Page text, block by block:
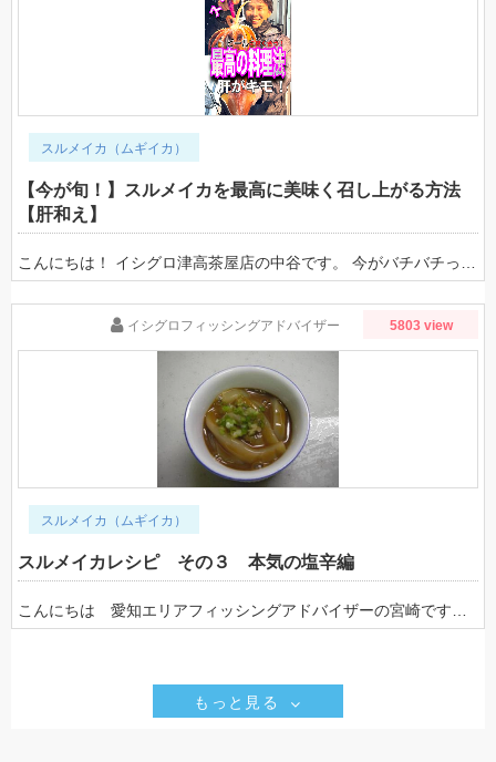
スルメイカ（ムギイカ）
【今が旬！】スルメイカを最高に美味く召し上がる方法
【肝和え】
こんにちは！ イシグロ津高茶屋店の中谷です。 今がバチバチっ！！三重県の冬の名物！！イカメタルで釣れるスルメイカ！！ 最大サイズまで膨れ上がって肝がパンパン！！厳冬期でも果敢にスッテに襲い掛かってくる好敵手！！ スルメイカといえば内臓を取り出して干して七輪でパチパチ・・・マヨネーズと七味を振りかけて召し上がれっ！！ って、それだけじゃあ、もったいない！！ スルメイカ料理のキモは内蔵にあり！！ 今回は簡単、美味しい、漢飯！！ 『スルメイカの肝和え』教えちゃいます！！ビールに最高に合いますよ～～ ってことでまずは捌いていくっ！！ デロ～～～ん！！（冷凍させておきました。釣れたスルメイカはすぐに冷凍することをオススメします） まずは胴体、エンペラの反対側を真っ二つに切りまして・・・ あっ！中の内臓が切れてしまわない様に調理ばさみで切ることをおすすめします！！ 肝をつぶさない様に慎重に取り出します。（指さしている場所が肝です！） 綺麗にトリミングして。 摘出完了！！ 肝の上に付いている黒いものは墨袋。 お好きな方は肝と一緒に和えちゃいましょう！！（今回は一緒に和えます。） 肝はこのままとりあえずおいておいて・・・ 身を食べやすい大きさにカット！！ カットした状態で先に味付け！！ 醤油を身と混ぜておきます！！ 今回の調味料は、『根昆布醤油白ラベル』 しっかり出汁がきいていて、なんにでも会う醤油（薄すぎず濃すぎない） これは正解でした！！ 身、全体に醤油が馴染むくらいに投入！！ しっかり混ぜ合わせます！！ で！！あとは、先程置いておいた肝と一緒にフライパンにドーーン！！ 着火！！ フライパンがアツくなる前に、肝をしっかりつぶします！ 上手くつぶれない場合は調理ばさみ等で切り刻んでください。 こげない様に素早く混ぜ合わせます！！ 木べら等で肝を上手くすり潰しながら和えていくといい感じに混ざります～～！！ &nbsp;&nbsp; ちょこちょこ味見をして、足らなければ追い醤油！！ 作ってる最中に一缶目のビールが・・・プシュ！！！（キッチンドランカー） この匂いがタマリマセン。 という事で！！完成！！ 見た目がパンチ効いてますが簡単に出来て超絶美味しい！！ビールのつまみ完成です～～！！ 最＆高～～～！！好みにもよりますが、ドライなビールが進みます！！（銀色の奴とか、海外の緑のやつとか！） 刺身や寿司、生食では他のイカ達に負けてしまうスルメイカですが、ちょっとした工夫で最高の料理に早変わり！！ 是非、お試しください。 釣って！！食べて！！楽しんで！！！QOLだだあがりぃ～～！！ 人生楽しみましょう！！！ごきゅごきゅ！！&nbsp;&nbsp;
イシグロフィッシングアドバイザー 5803 view
スルメイカ（ムギイカ）
スルメイカレシピ その３ 本気の塩辛編
こんにちは 愛知エリアフィッシングアドバイザーの宮崎です。 第1弾の沖干し、第2弾の沖漬けに続いて紹介するのは、沖干しの処理過程で出るスルメイカの肝を使った料理♪その3として、塩辛の造り方を紹介させていただきます。 イシグロHPの釣魚料理レシピページの中に、スルメイカの塩辛のレシピがありますが、私の塩辛レシピはそちらで紹介されている方法とはちょっと違います。あちらはお手軽な塩辛レシピなんですが、今回紹介する方法は仲良くさせていただいていた北海道料理店の大将に教えてもらった本気の塩辛のレシピです。少し手間がかかりますが、是非試してみてください。 沖干しのページの最後に、「塩がたっぷり入ったタッパを別に用意しておき、沖干しを作るときに出た肝を塩漬けにして持ち帰ると塩辛作りの材料にも使えます。」とありましたよね。たっぷりの塩に埋めるようにして持ち帰ったスルメイカの肝ですが、すぐには使わず、このまま２～3日冷蔵庫の中で寝かせておいてください。 また、肝に和えるスルメイカの身ですが、皮をむき、量を食べやすい大きさに短冊切りをして冷凍しておいてください。身の量は肝一本分に対して一匹分程度が目安です。 ・・・2～3日経過・・・ 冷凍のイカの切り身を解凍します。解凍したら、キッチンペーパー等でくるみ、水分を取っておきましょう。 次に冷蔵庫で塩漬けになっていたスルメイカの肝を取り出します。3日間くらい寝かせると、浸透圧効果のおかげで肝はしっかりと締まり、塩分も滲みた状態になっています。 肝の周りについた塩をある程度はたき落して縦方向に包丁で切り込みを入れ、包丁の刃、もしくは大き目のスプーンで肝の中身だけをこし取り、ちょっと大きめのボールに移します。この時にこし取ったスルメイカの肝が硬いようであれば少々のお酒を入れて延ばしてください。ここに解凍したスルメイカの身を入れてしっかりとかき混ぜ、蓋のついた瓶などに入れて冷蔵庫で3～4日寝かせればプレーンな塩辛の出来上がりですが、ここでちょっとひと工夫♪ 一味唐辛子を混ぜ込んだバージョン、山椒を混ぜ込んだバージョンなんかも違った風味が楽しめますので、複数の瓶を用意してそれぞれの風味をお楽しみください。また、塩加減も瓶に入れる前にちょっと味見をして、足らないようであれば足してもらえれば調整できますよ。 自分で釣ったスルメイカで作った塩辛、是非ご賞味ください♪
もっと見る